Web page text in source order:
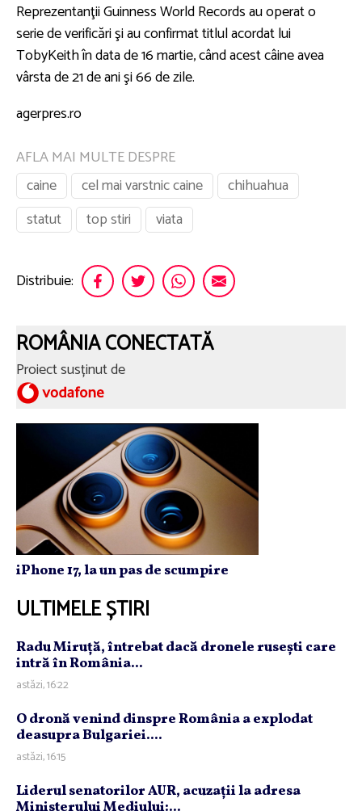
Reprezentanţii Guinness World Records au operat o
serie de verificări şi au confirmat titlul acordat lui
TobyKeith în data de 16 martie, când acest câine avea
vârsta de 21 de ani şi 66 de zile.
agerpres.ro
AFLA MAI MULTE DESPRE
caine
cel mai varstnic caine
chihuahua
statut
top stiri viata
Distribuie:
ROMÂNIA CONECTATĂ
Proiect susținut de
iPhone 17, la un pas de scumpire
ULTIMELE ȘTIRI
Radu Miruţă, întrebat dacă dronele ruseşti care
intră în România...
astăzi, 16:22
O dronă venind dinspre România a explodat
deasupra Bulgariei....
astăzi, 16:15
Liderul senatorilor AUR, acuzaţii la adresa
Ministerului Mediului:...